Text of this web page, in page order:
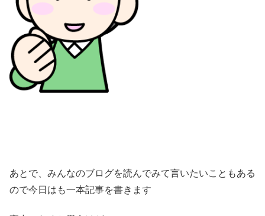
あとで、みんなのブログを読んでみて言いたいこともある
ので今日はも一本記事を書きます